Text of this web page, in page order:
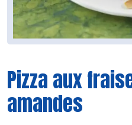
Pizza aux
amandes